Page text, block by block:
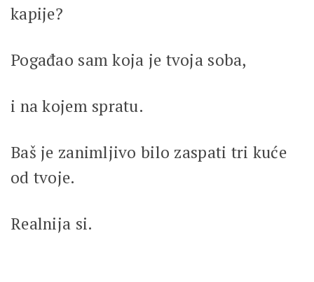
kapije?
Pogađao sam koja je tvoja soba,
i na kojem spratu.
Baš je zanimljivo bilo zaspati tri kuće
od tvoje.
Realnija si.